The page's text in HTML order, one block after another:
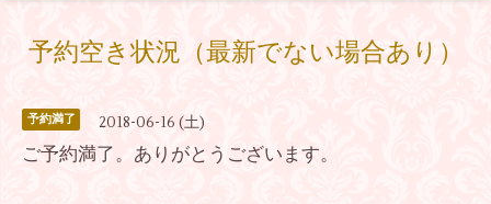
予約空き状況（最新でない場合あり）
予約満了 2018-06-16 (土)
ご予約満了。ありがとうございます。